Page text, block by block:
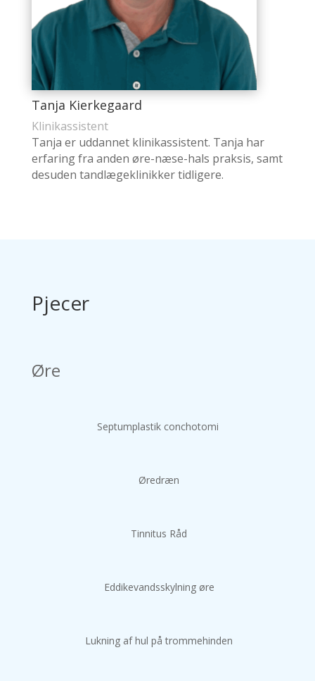
Tanja Kierkegaard
Klinikassistent
Tanja er uddannet klinikassistent. Tanja har
erfaring fra anden øre-næse-hals praksis, samt
desuden tandlægeklinikker tidligere.
Pjecer
Øre
Septumplastik conchotomi
Øredræn
Tinnitus Råd
Eddikevandsskylning øre
Lukning af hul på trommehinden